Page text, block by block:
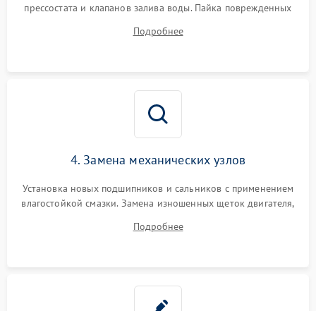
прессостата и клапанов залива воды. Пайка поврежденных
Восстановление целостности проводки и контактов.
Подробнее
4. Замена механических узлов
Установка новых подшипников и сальников с применением
влагостойкой смазки. Замена изношенных щеток двигателя,
или поврежденной резиновой манжеты.
Подробнее